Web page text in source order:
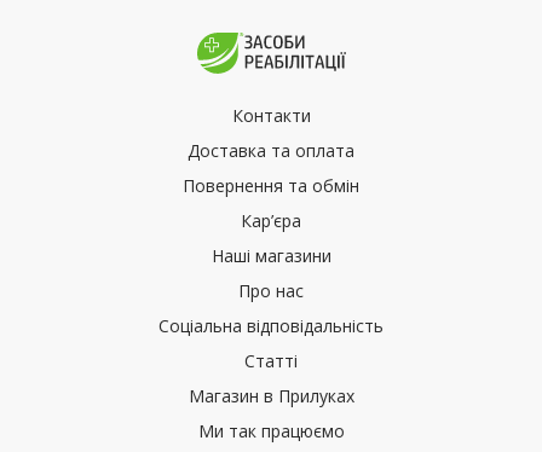
Контакти
Доставка та оплата
Повернення та обмін
Кар’єра
Наші магазини
Про нас
Соціальна відповідальність
Статті
Магазин в Прилуках
Ми так працюємо